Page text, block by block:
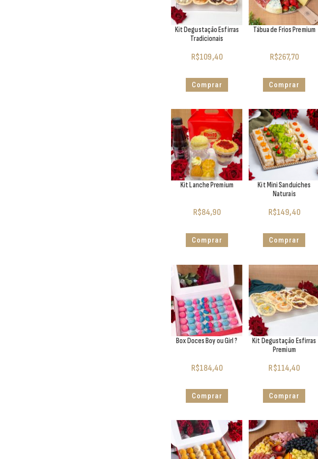
Kit Degustação Esfirras
Tradicionais
R$109,40
Comprar
Tábua de Frios Premium
R$267,70
Comprar
Kit Lanche Premium
R$84,90
Comprar
Kit Mini Sanduiches
Naturais
R$149,40
Comprar
Box Doces Boy ou Girl ?
R$184,40
Comprar
Kit Degustação Esfirras
Premium
R$114,40
Comprar